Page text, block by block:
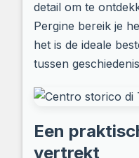
detail om te
Pergine bereik je
het is de ideale
tussen
Een
vertrekt